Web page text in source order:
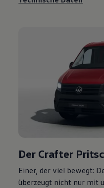
Der Crafter
Einer, der viel bewegt:
überzeugt nicht nur mit